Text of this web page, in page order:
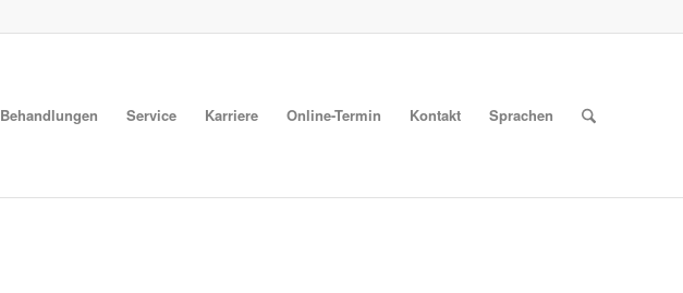
Behandlungen Service Karriere Online-Termin Kontakt Sprachen